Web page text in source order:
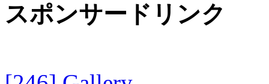
スポンサードリンク